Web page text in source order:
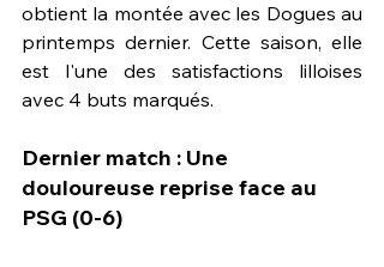
obtient la montée avec les Dogues au
printemps dernier. Cette saison, elle
est l'une des satisfactions lilloises
avec 4 buts marqués.
Dernier match : Une
douloureuse reprise face au
PSG (0-6)